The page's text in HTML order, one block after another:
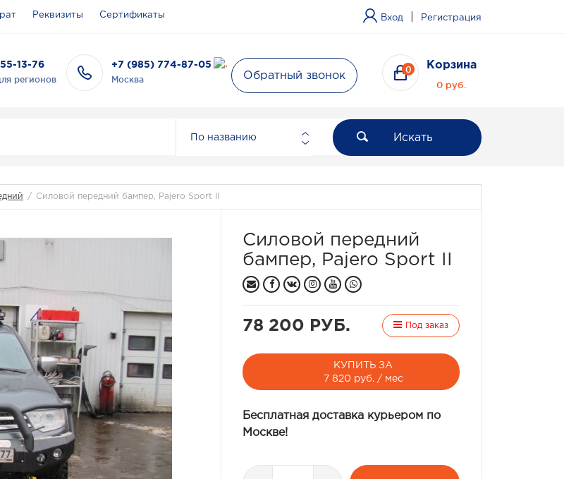
Реквизиты Сертификаты Вход Регистрация
13-76
регионов
+7 (985) 774-87-05
Москва Обратный звонок
0 Корзина
0 руб.
По названию Искать
/ Силовой передний бампер, Pajero Sport II
Силовой передний
бампер, Pajero Sport II
78 200 РУБ. Под заказ
КУПИТЬ ЗА
7 820 руб. / мес
Бесплатная доставка курьером по
Москве!